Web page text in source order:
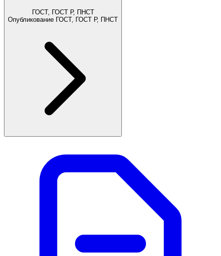
ГОСТ, ГОСТ Р, ПНСТ
Опубликование ГОСТ, ГОСТ Р, ПНСТ